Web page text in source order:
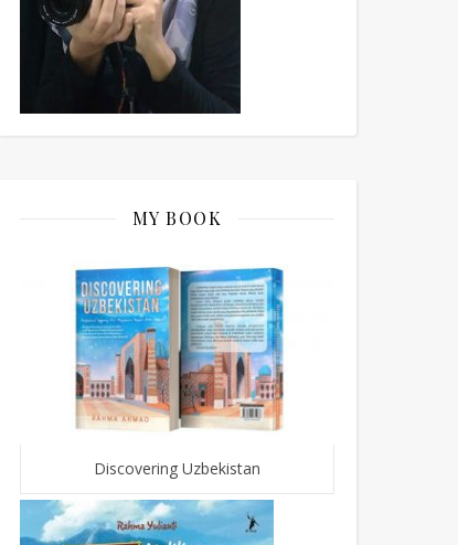
MY BOOK
Discovering Uzbekistan